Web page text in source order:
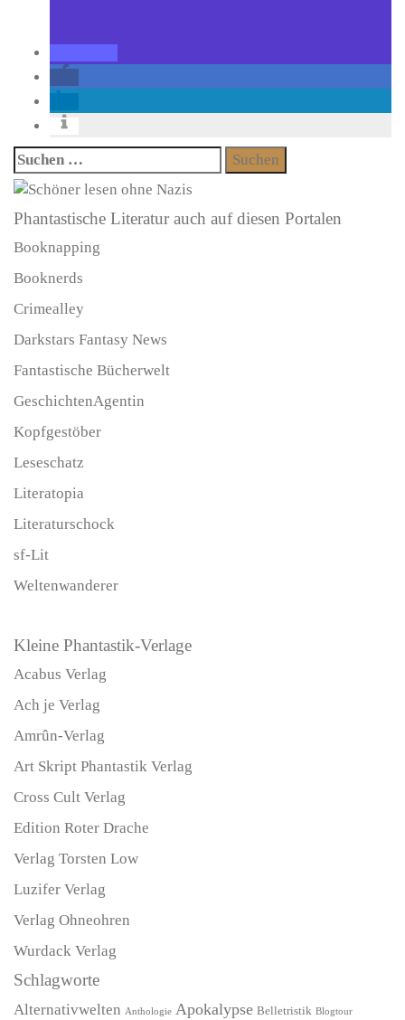
Suchen
nach:
Phantastische Literatur auch auf diesen Portalen
Booknapping
Booknerds
Crimealley
Darkstars Fantasy News
Fantastische Bücherwelt
GeschichtenAgentin
Kopfgestöber
Leseschatz
Literatopia
Literaturschock
sf-Lit
Weltenwanderer
Kleine Phantastik-Verlage
Acabus Verlag
Ach je Verlag
Amrûn-Verlag
Art Skript Phantastik Verlag
Cross Cult Verlag
Edition Roter Drache
Verlag Torsten Low
Luzifer Verlag
Verlag Ohneohren
Wurdack Verlag
Schlagworte
Alternativwelten Anthologie Apokalypse Belletristik Blogtour